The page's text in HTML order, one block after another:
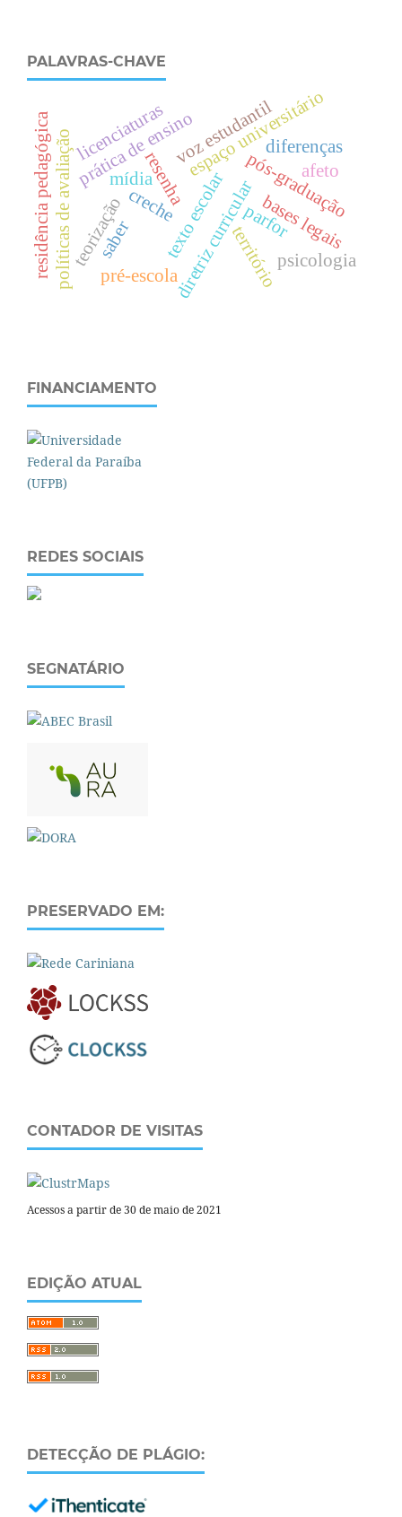
PALAVRAS-CHAVE
resenha
território
diretriz curricular
prática de ensino
texto escolar
políticas de avaliação espaço universitário
pós-graduação
saber
mídia
residência pedagógica licenciaturas
parfor
voz estudantil
pré-escola
creche bases legais
psicologia
teorização
diferenças
afeto
FINANCIAMENTO
REDES SOCIAIS
SEGNATÁRIO
PRESERVADO EM:
CONTADOR DE VISITAS
Acessos a partir de 30 de maio de 2021
EDIÇÃO ATUAL
DETECÇÃO DE PLÁGIO: